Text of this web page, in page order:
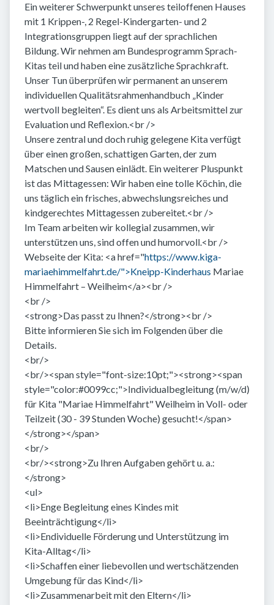
Ein weiterer Schwerpunkt unseres teiloffenen Hauses
mit 1 Krippen-, 2 Regel-Kindergarten- und 2
Integrationsgruppen liegt auf der sprachlichen
Bildung. Wir nehmen am Bundesprogramm Sprach-
Kitas teil und haben eine zusätzliche Sprachkraft.
Unser Tun überprüfen wir permanent an unserem
individuellen Qualitätsrahmenhandbuch „Kinder
wertvoll begleiten“. Es dient uns als Arbeitsmittel zur
Evaluation und Reflexion.<br />
Unsere zentral und doch ruhig gelegene Kita verfügt
über einen großen, schattigen Garten, der zum
Matschen und Sausen einlädt. Ein weiterer Pluspunkt
ist das Mittagessen: Wir haben eine tolle Köchin, die
uns täglich ein frisches, abwechslungsreiches und
kindgerechtes Mittagessen zubereitet.<br />
Im Team arbeiten wir kollegial zusammen, wir
unterstützen uns, sind offen und humorvoll.<br />
Webseite der Kita: <a href="https://www.kiga-
mariaehimmelfahrt.de/">Kneipp-Kinderhaus Mariae
Himmelfahrt – Weilheim</a><br />
<br />
<strong>Das passt zu Ihnen?</strong><br />
Bitte informieren Sie sich im Folgenden über die
Details.
<br/>
<br/><span style="font-size:10pt;"><strong><span
style="color:#0099cc;">Individualbegleitung (m/w/d)
für Kita "Mariae Himmelfahrt" Weilheim in Voll- oder
Teilzeit (30 - 39 Stunden Woche) gesucht!</span>
</strong></span>
<br/>
<br/><strong>Zu Ihren Aufgaben gehört u. a.:
</strong>
<ul>
<li>Enge Begleitung eines Kindes mit
Beeinträchtigung</li>
<li>Endividuelle Förderung und Unterstützung im
Kita-Alltag</li>
<li>Schaffen einer liebevollen und wertschätzenden
Umgebung für das Kind</li>
<li>Zusammenarbeit mit den Eltern</li>